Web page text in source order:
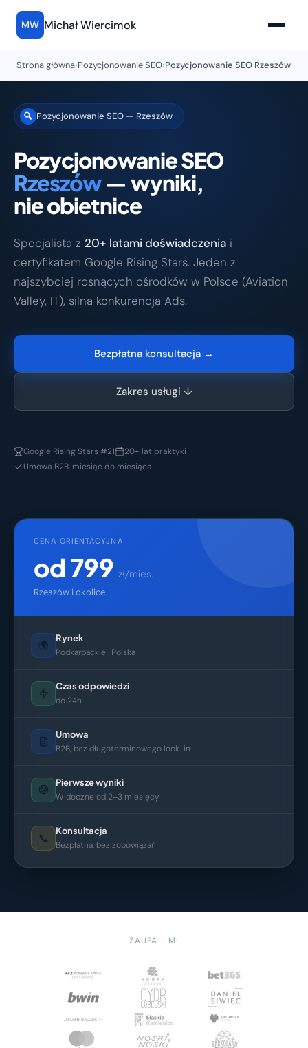
MW Michał Wiercimok
Strona główna›Pozycjonowanie SEO›Pozycjonowanie SEO Rzeszów
🔍 Pozycjonowanie SEO — Rzeszów
Pozycjonowanie SEO
Rzeszów— wyniki,
nie obietnice
Specjalista z 20+ latami doświadczenia i
certyfikatem Google Rising Stars. Jeden z
najszybciej rosnących ośrodków w Polsce (Aviation
Valley, IT), silna konkurencja Ads.
Bezpłatna konsultacja →
Zakres usługi ↓
Google Rising Stars #21
20+ lat praktyki
Umowa B2B, miesiąc do miesiąca
CENA ORIENTACYJNA
od 799 zł/mies.
Rzeszów i okolice
🌍
Rynek
Podkarpackie · Polska
Czas odpowiedzi
do 24h
Umowa
B2B, bez długoterminowego lock-in
Pierwsze wyniki
Widoczne od 2–3 miesięcy
📞
Konsultacja
Bezpłatna, bez zobowiązań
ZAUFALI MI